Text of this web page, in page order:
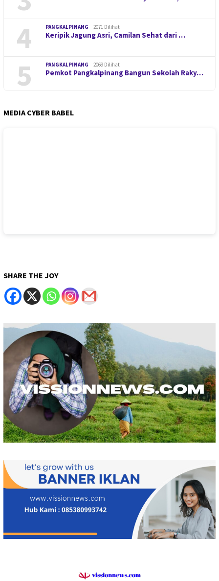
4 PANGKALPINANG 2071 Dilihat
Keripik Jagung Asri, Camilan Sehat dari …
5 PANGKALPINANG 2069 Dilihat
Pemkot Pangkalpinang Bangun Sekolah Raky…
MEDIA CYBER BABEL
SHARE THE JOY